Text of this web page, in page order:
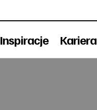
Inspiracje Kariera